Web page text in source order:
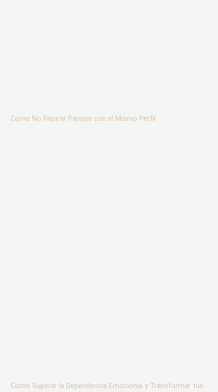
Como No Repetir Parejas con el Mismo Perfil
Como Superar la Dependencia Emocional y Transformar tus